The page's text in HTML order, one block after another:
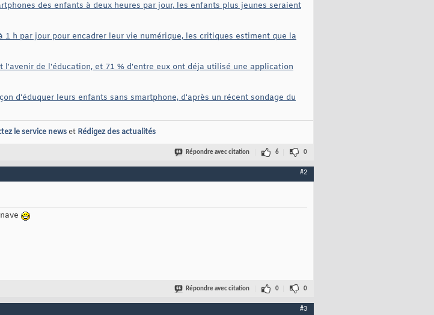
des enfants à deux heures par jour, les enfants plus jeunes seraient
h par jour pour encadrer leur vie numérique, les critiques estiment que la
de l'éducation, et 71 % d'entre eux ont déja utilisé une application
d'éduquer leurs enfants sans smartphone, d'après un récent sondage du
le service newset Rédigez des actualités
Répondre avec citation 6 0
#2
Répondre avec citation 0 0
#3